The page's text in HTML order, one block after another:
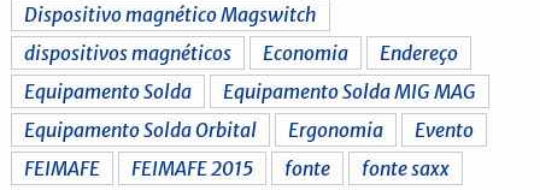
Dispositivo magnético Magswitch
dispositivos magnéticos
Economia
Endereço
Equipamento Solda
Equipamento Solda MIG MAG
Equipamento Solda Orbital
Ergonomia
Evento
FEIMAFE
FEIMAFE 2015 fonte
fonte saxx